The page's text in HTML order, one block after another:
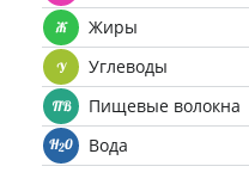
Жиры
Углеводы
Пищевые волокна
Вода